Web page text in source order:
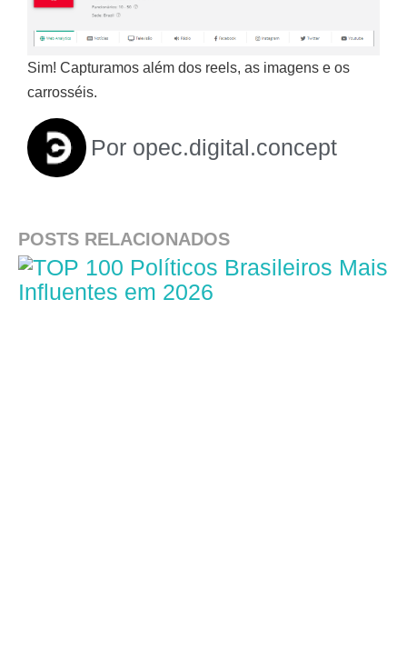
Sim! Capturamos além dos reels, as imagens e os
carrosséis.
Por opec.digital.concept
POSTS RELACIONADOS